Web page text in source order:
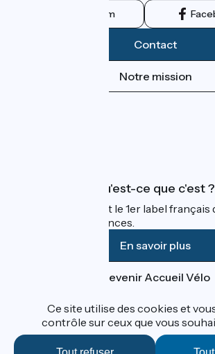
Instagram
Contact
Notre mission
Accueil Vélo qu'est-ce que c'est ?
Accueil Vélo c'est le 1er label français
cyclistes en vacances.
En savoir plus
Devenir Accueil Vélo
Financé dans le cadre de Destination
Ce site utilise des cookies et
contrôle sur ceux que vous